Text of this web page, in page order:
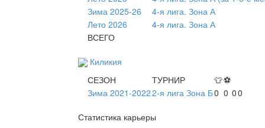
Зима 2025-26
4-я лига. Зона А
Лето 2026
4-я лига. Зона А
ВСЕГО
Киликия
СЕЗОН
ТУРНИР 👕⚽
Зима 2021-20222-я лига Зона Б0 0 00
Статистика карьеры